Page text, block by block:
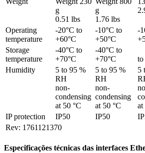
g
0.51 lbs
g
1.76 lbs
Operating
-20°C to
+60°C
-10°C to
+50°C
-
Storage
-40°C to
+70°C
-40°C to
+70°C
to
Humidity
5 to 95 %
RH
non-
condensing
at 50 °C
5 to 95 %
RH
non-
condensing
at 50 °C
5
at
IP protection IP50 IP50
Rev: 1761121370
Especificações técnicas das interfaces